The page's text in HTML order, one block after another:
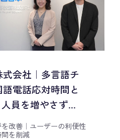
会社｜多言語チ
電話応対時間と
員を増やさず...
改善｜ ユーザーの利便性
を削減